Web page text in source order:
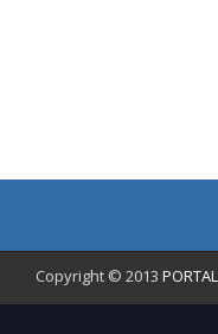
Copyright © 2013